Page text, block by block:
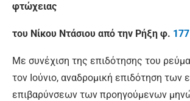
φτώχειας
του Νίκου Ντάσιου από την Ρήξη φ. 177
Με συνέχιση της επιδότησης του
τον Ιούνιο, αναδρομική επιδότηση των
επιβαρύνσεων των προηγούμενων